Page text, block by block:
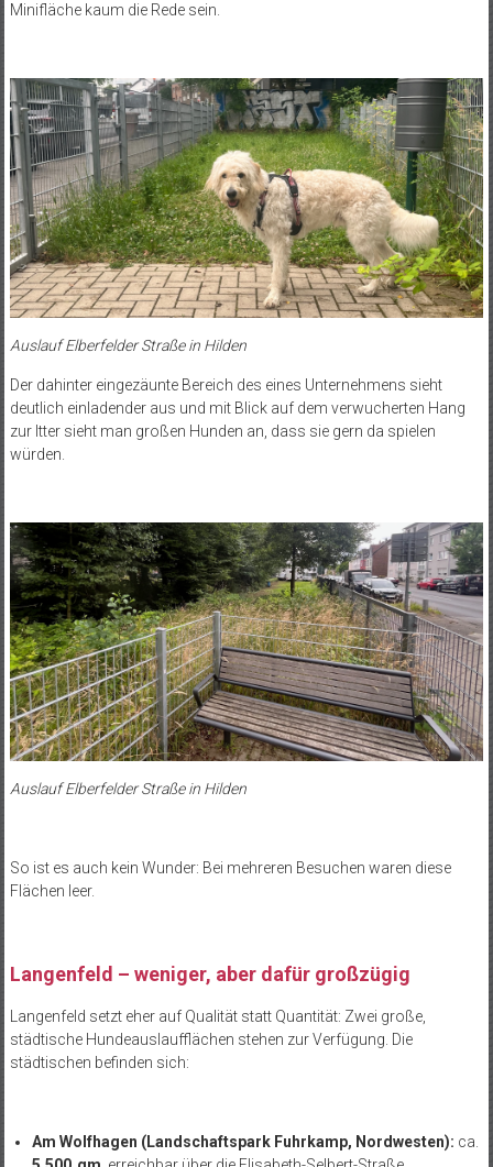
Minifläche kaum die Rede sein.
Auslauf Elberfelder Straße in Hilden
Der dahinter eingezäunte Bereich des eines Unternehmens sieht
deutlich einladender aus und mit Blick auf dem verwucherten Hang
zur Itter sieht man großen Hunden an, dass sie gern da spielen
würden.
Auslauf Elberfelder Straße in Hilden
So ist es auch kein Wunder: Bei mehreren Besuchen waren diese
Flächen leer.
Langenfeld – weniger, aber dafür großzügig
Langenfeld setzt eher auf Qualität statt Quantität: Zwei große,
städtische Hundeauslaufflächen stehen zur Verfügung. Die
städtischen befinden sich:
Am Wolfhagen (Landschaftspark Fuhrkamp, Nordwesten): ca.